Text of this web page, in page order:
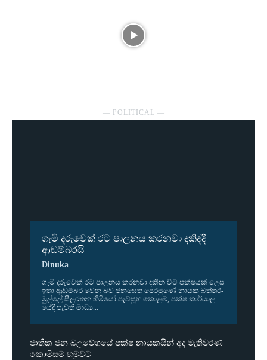
― POLITICAL ―
ගැමි දරුවෙක් රට පාලනය කරනවා දකිද්දී
ආඩම්බරයි
Dinuka
ගැමි දරු­වෙක් රට පාල­නය කර­නවා දකින විට පක්ෂ­යක් ලෙස
ඉතා ආඩ­ම්බර වෙන බව ජන­සෙත පෙර­මුණේ නායක බත්ත­ර­
මුල්ලේ සීල­ර­තන හිමියෝ පැව­සූහ.කොළඹ, පක්ෂ කාර්යා­ල­
යේදී පැවති මාධ්‍ය...
ජාතික ජන බලවේගයේ පක්ෂ නායකයින් අද මැතිවරණ
කොමිසම හමුවට